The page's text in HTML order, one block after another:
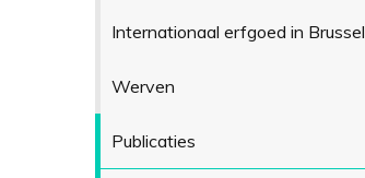
Internationaal erfgoed in Brussel
Werven
Publicaties